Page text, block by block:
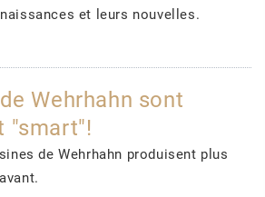
et leurs nouvelles.
Wehrhahn sont
"smart"!
de Wehrhahn produisent plus